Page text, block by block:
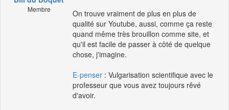
Membre
On trouve vraiment de plus en plus de
qualité sur Youtube, aussi, comme ça reste
quand même très brouillon comme site, et
qu'il est facile de passer à côté de quelque
chose, j'imagine.
E-penser : Vulgarisation scientifique avec le
professeur que vous avez toujours rêvé
d'avoir.